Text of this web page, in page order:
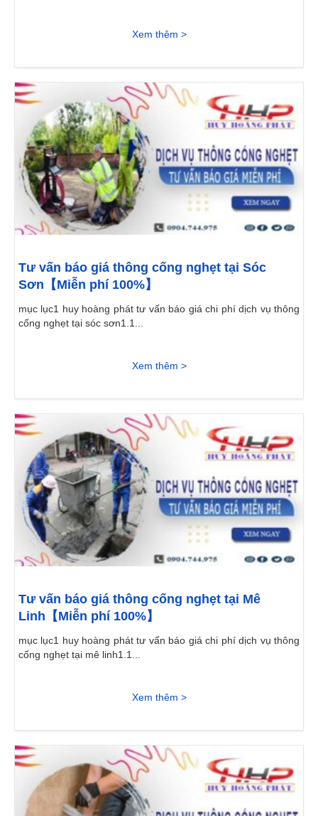
Xem thêm >
Tư vấn báo giá thông cống nghẹt tại Sóc
Sơn【Miễn phí 100%】
mục lục1 huy hoàng phát tư vấn báo giá chi phí dịch vụ thông
cống nghẹt tại sóc sơn1.1...
Xem thêm >
Tư vấn báo giá thông cống nghẹt tại Mê
Linh【Miễn phí 100%】
mục lục1 huy hoàng phát tư vấn báo giá chi phí dịch vụ thông
cống nghẹt tại mê linh1.1...
Xem thêm >